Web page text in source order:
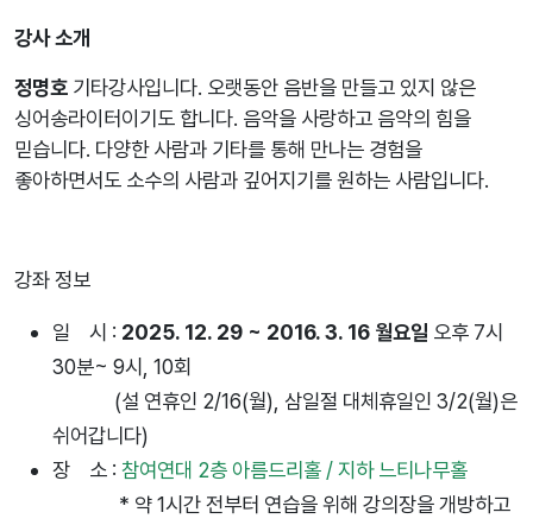
강사 소개
정명호 기타강사입니다. 오랫동안 음반을 만들고 있지 않은
싱어송라이터이기도 합니다. 음악을 사랑하고 음악의 힘을
믿습니다. 다양한 사람과 기타를 통해 만나는 경험을
좋아하면서도 소수의 사람과 깊어지기를 원하는 사람입니다.
강좌 정보
일 시 : 2025. 12. 29 ~ 2016. 3. 16 월요일 오후 7시
30분~ 9시, 10회
(설 연휴인 2/16(월), 삼일절 대체휴일인 3/2(월)은
쉬어갑니다)
장 소 : 참여연대 2층 아름드리홀 / 지하 느티나무홀
* 약 1시간 전부터 연습을 위해 강의장을 개방하고